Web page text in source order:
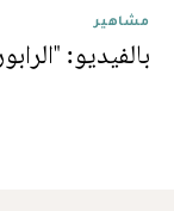
مشاهير
بالفيديو: